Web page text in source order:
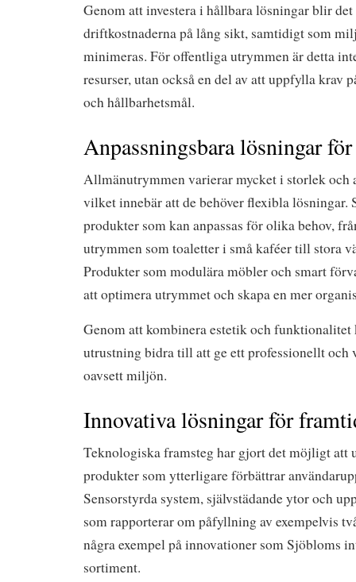
Genom att investera i hållbara lösningar blir
driftkostnaderna på lång sikt, samtidigt som
minimeras. För offentliga utrymmen är detta
resurser, utan också en del av att uppfylla krav
och hållbarhetsmål.
Anpassningsbara lösningar
Allmänutrymmen varierar mycket i storlek och
vilket innebär att de behöver flexibla lösningar.
produkter som kan anpassas för olika behov,
utrymmen som toaletter i små kaféer till stora
Produkter som modulära möbler och smart
att optimera utrymmet och skapa en mer
Genom att kombinera estetik och funktionalitet
utrustning bidra till att ge ett professionellt och
oavsett miljön.
Innovativa lösningar för
Teknologiska framsteg har gjort det möjligt att
produkter som ytterligare förbättrar
Sensorstyrda system, självstädande ytor och
som rapporterar om påfyllning av exempelvis
några exempel på innovationer som Sjöbloms
sortiment.